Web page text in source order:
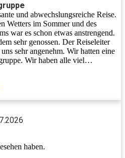
und abwechslungsreiche Reise.
Wetters im Sommer und des
war es schon etwas anstrengend.
sehr genossen. Der Reiseleiter
sehr angenehm. Wir hatten eine
Wir haben alle viel
gefiel uns der Besuch der
haben.